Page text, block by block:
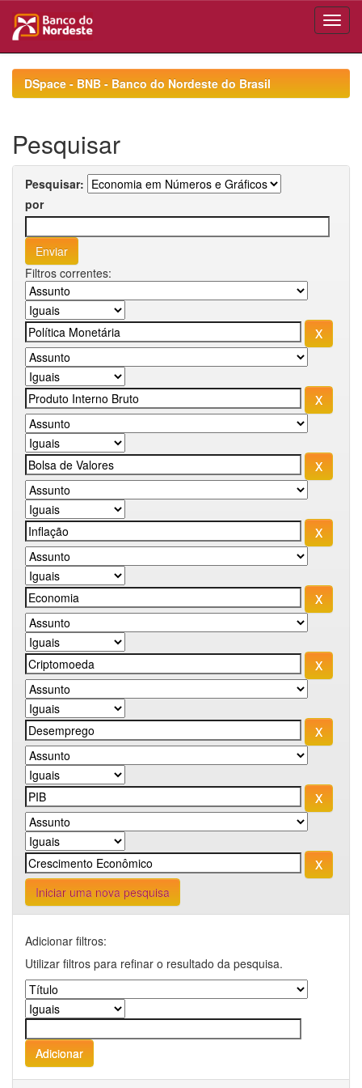
navigationDSpace - BNB - Banco do Nordeste do Brasil
Pesquisar
Pesquisar:
por
Filtros correntes:
Iniciar uma nova pesquisa
Adicionar filtros:
Utilizar filtros para refinar o resultado da pesquisa.